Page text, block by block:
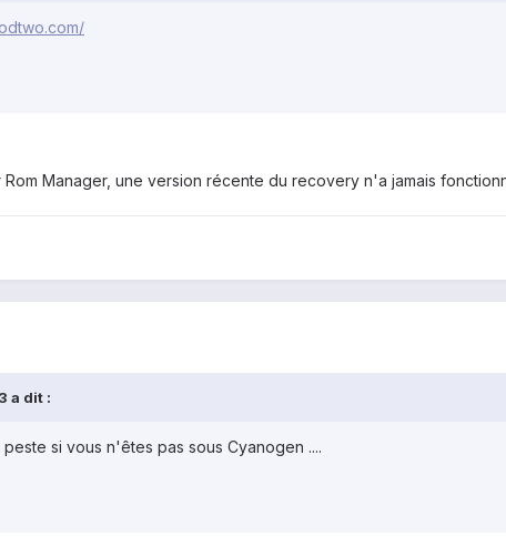
Manager, une version récente du recovery n'a jamais
a dit :
si vous n'êtes pas sous Cyanogen ....